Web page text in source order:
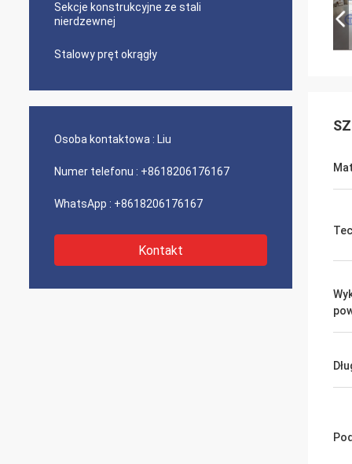
Sekcje konstrukcyjne ze stali
nierdzewnej
Stalowy pręt okrągły
Osoba kontaktowa : Liu
Numer telefonu : +8618206176167
WhatsApp : +8618206176167
Kontakt